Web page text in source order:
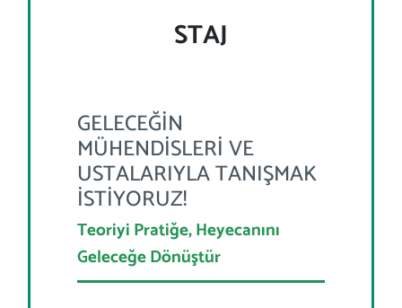
STAJ
GELECEĞİN
MÜHENDİSLERİ VE
USTALARIYLA TANIŞMAK
İSTİYORUZ!
Teoriyi Pratiğe, Heyecanını
Geleceğe Dönüştür